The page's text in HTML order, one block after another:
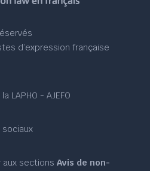
d’expression française
LAPHO - AJEFO
aux sectionsAvis de non-